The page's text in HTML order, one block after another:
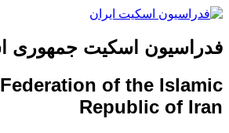
فدراسیون اسکیت جمهوری
of the Islamic
Republic of Iran